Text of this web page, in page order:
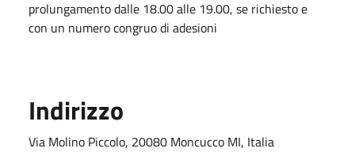
prolungamento dalle 18.00 alle 19.00, se richiesto e
con un numero congruo di adesioni
Indirizzo
Via Molino Piccolo, 20080 Moncucco MI, Italia